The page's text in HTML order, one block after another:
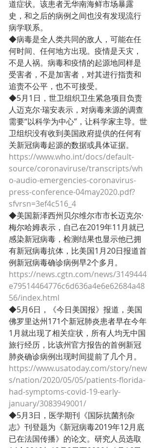
道症状。该患者无华南海鲜市场暴露
史，和之后的病例之间也没有发现流行
病学联系。
◆病毒是全人类共同的敌人，可能在任
何时间、任何地方出现。疫情是天灾，
不是人祸。病毒和疫情的起源地同样是
受害者，不是加害者，对其进行指责和
追责不公平，也不可接受。
◆5月1日，世卫组织卫生紧急项目负责
人迈克尔·瑞安表示，对病毒来源的调查
需要“以科学为中心”，让科学家主导。世
卫组织没有收到美国政府提供的任何有
关新冠病毒起源的数据或具体证据。
https://www.who.int/docs/default-
source/coronaviruse/transcripts/wh
o-audio-emergencies-coronavirus-
press-conference-04may2020.pdf?
sfvrsn=3ef4c516_4
◆美国新泽西州贝尔维尔市市长迈克尔·
梅尔哈姆表示，自己在2019年11月就已
感染新冠病毒，检测结果也显示他已拥
有新冠病毒抗体，比美国1月20日报道首
例新冠病毒确诊病例早2个多月。
https://news.cgtn.com/news/3149444
e79514464776c6d636a4e6e62684a48
56/index.html
◆5月6日，《今日美国报》报道，美国
佛罗里达州171个新冠肺炎患者早在今年
1月就出现了相关症状，所有人均无中国
旅行经历，比该州官方报告的首例新冠
肺炎确诊病例出现时间提前了几个月。
https://www.usatoday.com/story/new
s/nation/2020/05/05/patients-florida-
had-symptoms-covid-19-early-
january/3083949001/
◆5月3日，医学期刊《国际抗菌剂杂
志》刊登题为《新冠病毒2019年12月底
已在法国传播》的论文。研究人员选取